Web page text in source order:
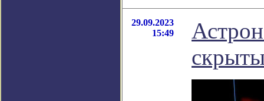
29.09.2023
15:49